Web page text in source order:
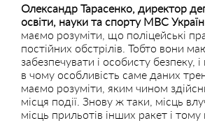
Олександр Тарасенко, директор
освіти, науки та спорту МВС
маємо розуміти, що поліцейські
постійних обстрілів. Тобто вони
забезпечувати і особисту безпеку,
в чому особливість саме даних
маємо розуміти, яким чином
місця події. Знову ж таки, місць
місць прильотів інших ракет і тому